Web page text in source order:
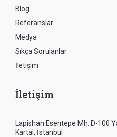
Blog
Referanslar
Medya
Sıkça Sorulanlar
İletişim
İletişim
Lapishan Esentepe Mh. D-100
Kartal, İstanbul